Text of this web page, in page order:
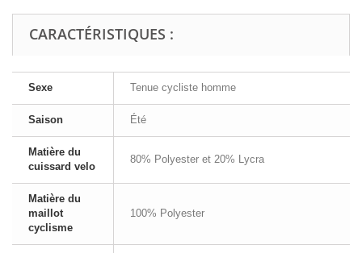
CARACTÉRISTIQUES :
Sexe Tenue cycliste homme
Saison Été
Matière du
cuissard velo
80% Polyester et 20% Lycra
Matière du
maillot
cyclisme
100% Polyester